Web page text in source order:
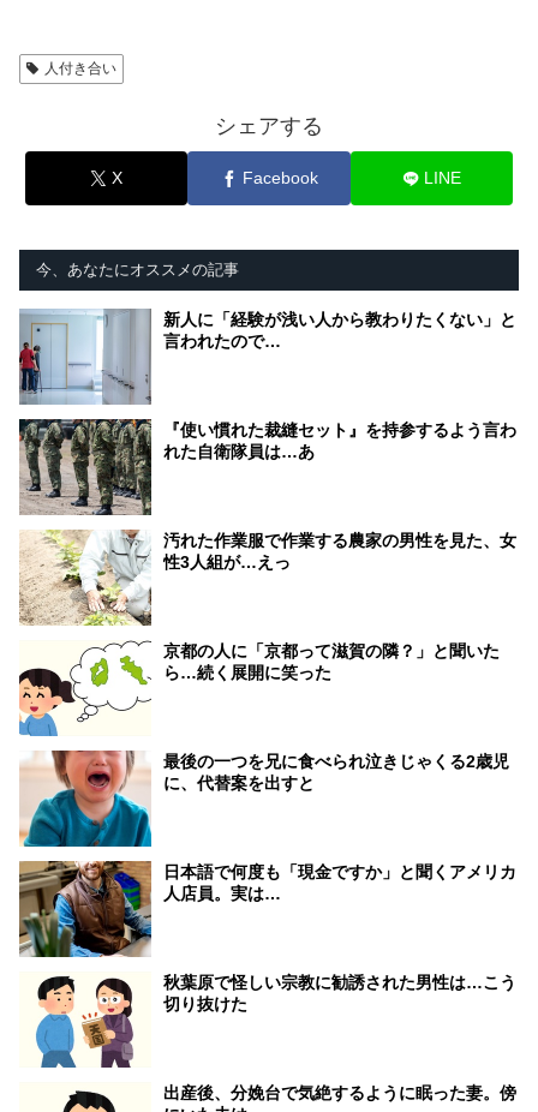
人付き合い
シェアする
X Facebook LINE
今、あなたにオススメの記事
新人に「経験が浅い人から教わりたくない」と
言われたので…
『使い慣れた裁縫セット』を持参するよう言わ
れた自衛隊員は…あ
汚れた作業服で作業する農家の男性を見た、女
性3人組が…えっ
京都の人に「京都って滋賀の隣？」と聞いた
ら…続く展開に笑った
最後の一つを兄に食べられ泣きじゃくる2歳児
に、代替案を出すと
日本語で何度も「現金ですか」と聞くアメリカ
人店員。実は…
秋葉原で怪しい宗教に勧誘された男性は…こう
切り抜けた
出産後、分娩台で気絶するように眠った妻。傍